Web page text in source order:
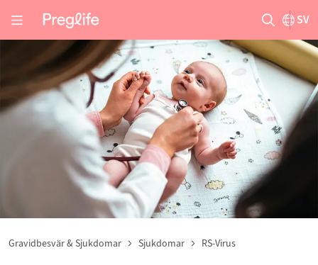
SV
Gravidbesvär & Sjukdomar Sjukdomar RS-Virus